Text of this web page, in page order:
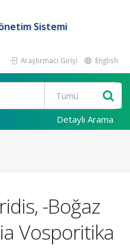
Sistemi
Araştırmacı Girişi English
Detaylı Arama
-Boğaz
Vosporitika